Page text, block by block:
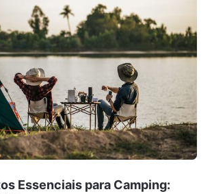
Essenciais para Camping: